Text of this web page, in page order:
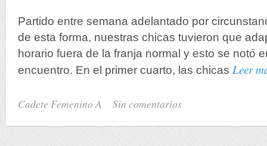
Partido entre semana adelantado por
de esta forma, nuestras chicas tuvieron que
horario fuera de la franja normal y esto se notó
encuentro. En el primer cuarto, las chicas Leer
Cadete Femenino A Sin comentarios